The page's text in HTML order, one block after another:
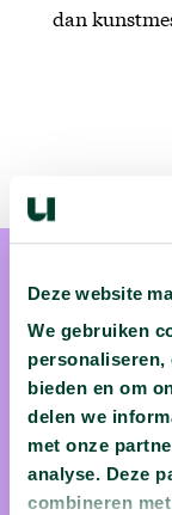
Deze website
We gebruiken
bieden en om
delen we
met onze
analyse. Deze
combineren
dan